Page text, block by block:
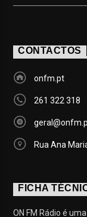
CONTACTOS
onfm.pt
261 322 318
Rua Ana
FICHA
ON FM Rádio é